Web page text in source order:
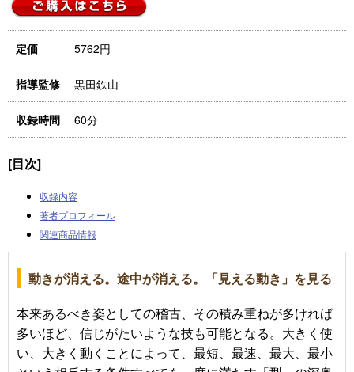
定価 5762円
指導監修 黒田鉄山
収録時間 60分
[目次]
収録内容
著者プロフィール
関連商品情報
動きが消える。途中が消える。「見える動き」を見る
本来あるべき姿としての稽古、その積み重ねが多ければ
多いほど、信じがたいような技も可能となる。大きく使
い、大きく動くことによって、最短、最速、最大、最小